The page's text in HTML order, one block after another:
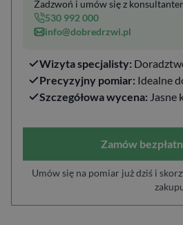
Wizyta specjalisty:
Precyzyjny pomiar: Idealne
Szczegółowa wycena: Jasne
Zadzwoń i umów się z
530 992 000
info@dobredrzwi.pl
Zamów
Umów się na pomiar już dziś i